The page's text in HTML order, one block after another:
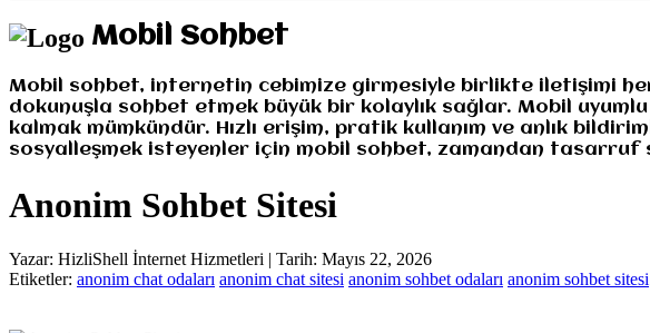
Mobil Sohbet
Mobil sohbet, internetin cebimize girmesiyle birlikte iletişimi
dokunuşla sohbet etmek büyük bir kolaylık sağlar. Mobil
kalmak mümkündür. Hızlı erişim, pratik kullanım ve anlık
sosyalleşmek isteyenler için mobil sohbet, zamandan tasarruf
Anonim Sohbet Sitesi
Yazar: HizliShell İnternet Hizmetleri | Tarih: Mayıs 22, 2026
Etiketler: anonim chat odaları anonim chat sitesi anonim sohbet odaları anonim sohbet sitesi